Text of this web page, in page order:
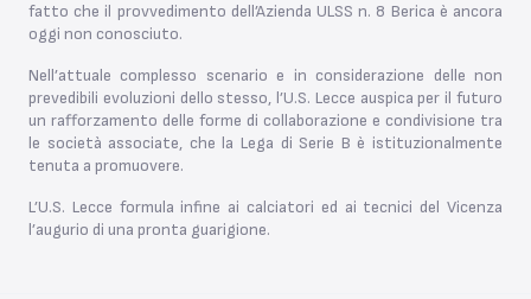
fatto che il provvedimento dell’Azienda ULSS n. 8 Berica è ancora
oggi non conosciuto.
Nell’attuale complesso scenario e in considerazione delle non
prevedibili evoluzioni dello stesso, l’U.S. Lecce auspica per il futuro
un rafforzamento delle forme di collaborazione e condivisione tra
le società associate, che la Lega di Serie B è istituzionalmente
tenuta a promuovere.
L’U.S. Lecce formula infine ai calciatori ed ai tecnici del Vicenza
l’augurio di una pronta guarigione.